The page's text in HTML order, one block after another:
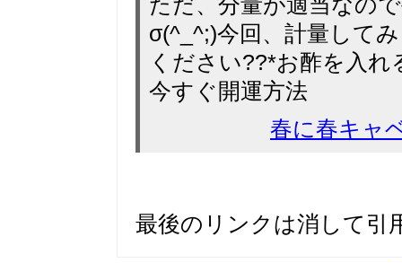
ただ、分量が適当なの
σ(^_^;)今回、計量して
ください??*お酢を入
今すぐ開運方法
春に春キャ
最後のリンクは消して引